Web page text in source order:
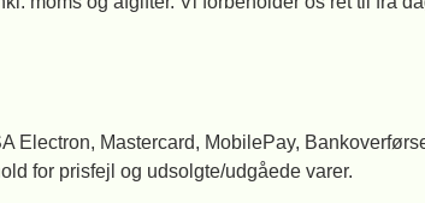
Electron, Mastercard, MobilePay,
for prisfejl og udsolgte/udgåede varer.